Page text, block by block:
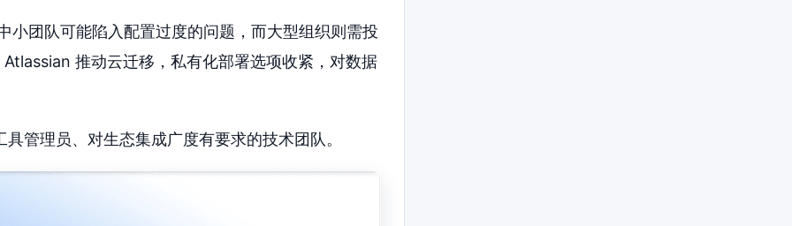
团队可能陷入配置过度的问题，而大型组织则需投
推动云迁移，私有化部署选项收紧，对数据
管理员、对生态集成广度有要求的技术团队。